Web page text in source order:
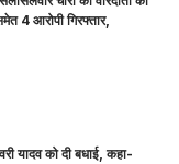
4 आरोपी गिरफ्तार,
यादव को दी बधाई, कहा-